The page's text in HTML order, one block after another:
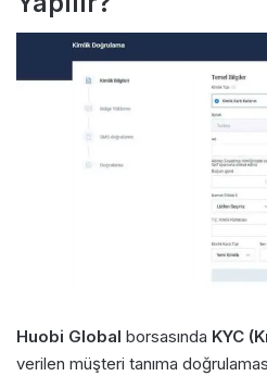
Huobi Global borsasında KYC
verilen müşteri tanıma